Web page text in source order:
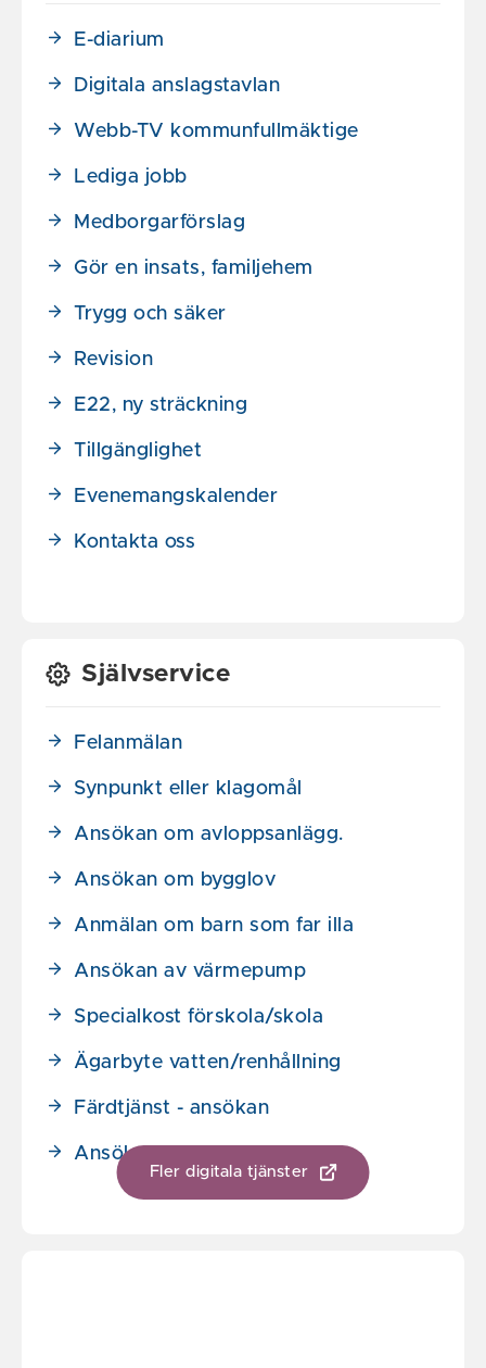
E-diarium
Digitala anslagstavlan
Webb-TV kommunfullmäktige
Lediga jobb
Medborgarförslag
Gör en insats, familjehem
Trygg och säker
Revision
E22, ny sträckning
Tillgänglighet
Evenemangskalender
Kontakta oss
Självservice
Felanmälan
Synpunkt eller klagomål
Ansökan om avloppsanlägg.
Ansökan om bygglov
Anmälan om barn som far illa
Ansökan av värmepump
Specialkost förskola/skola
Ägarbyte vatten/renhållning
Färdtjänst - ansökan
Ansökan om barnomsorg
Fler digitala tjänster